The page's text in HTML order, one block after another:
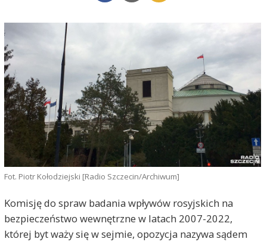
Fot. Piotr Kołodziejski [Radio Szczecin/Archiwum]
Komisję do spraw badania wpływów rosyjskich na
bezpieczeństwo wewnętrzne w latach 2007-2022,
której byt waży się w sejmie, opozycja nazywa sądem